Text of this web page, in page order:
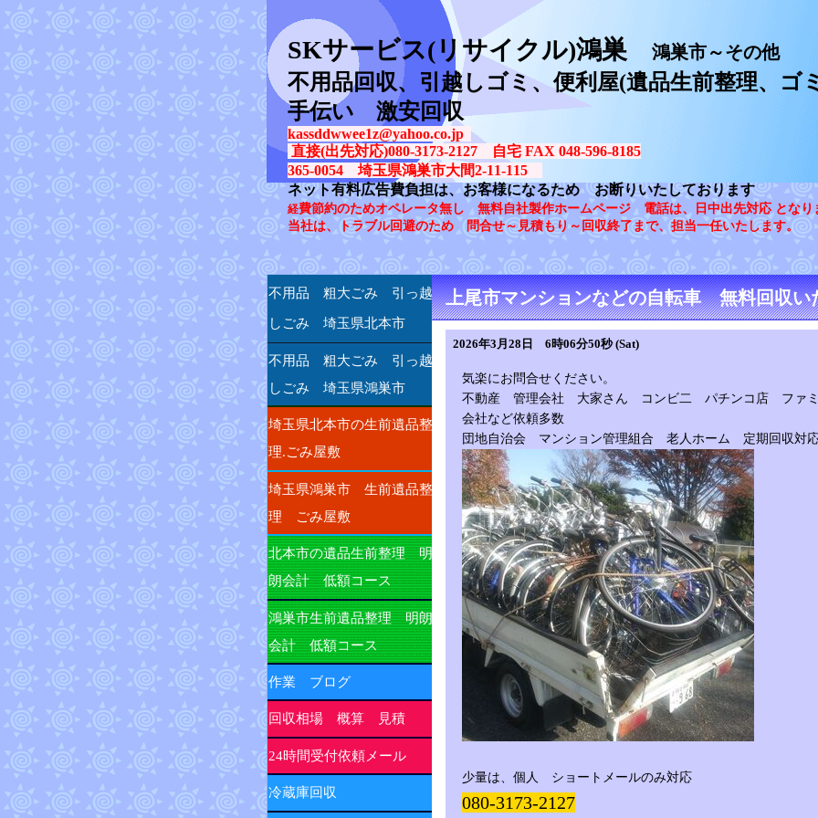
SKサービス(リサイクル)鴻巣 鴻巣市～その他
不用品回収、引越しゴミ、便利屋(遺品生前整理、ゴ
手伝い 激安回収
kassddwwee1z@yahoo.co.jp
直接(出先対応)080-3173-2127 自宅 FAX 048-596-8185
365-0054 埼玉県鴻巣市大間2-11-115
ネット有料広告費負担は、お客様になるため お断りいたしております
経費節約のためオペレータ無し 無料自社製作ホームページ 電話は、日中出先対応 とな
当社は、トラブル回避のため 問合せ～見積もり～回収終了まで、担当一任いたします。
上尾市マンションなどの自転車 無料回収い
2026年3月28日 6時06分50秒 (Sat)
気楽にお問合せください。
不動産 管理会社 大家さん コンビ二 パチンコ店 ファ
会社など依頼多数
団地自治会 マンション管理組合 老人ホーム 定期回収
少量は、個人 ショートメールのみ対応
080-3173-2127
不用品 粗大ごみ 引っ越
しごみ 埼玉県北本市
不用品 粗大ごみ 引っ越
しごみ 埼玉県鴻巣市
埼玉県北本市の生前遺品整
理.ごみ屋敷
埼玉県鴻巣市 生前遺品整
理 ごみ屋敷
北本市の遺品生前整理 明
朗会計 低額コース
鴻巣市生前遺品整理 明朗
会計 低額コース
作業 ブログ
回収相場 概算 見積
24時間受付依頼メール
冷蔵庫回収